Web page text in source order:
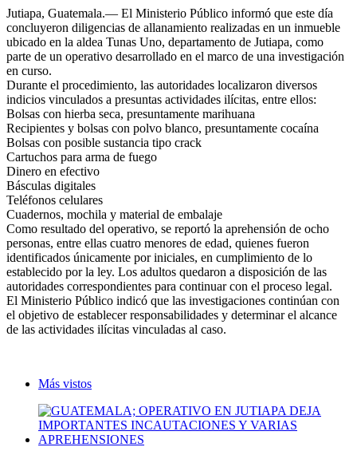
Jutiapa, Guatemala.— El Ministerio Público informó que este día
concluyeron diligencias de allanamiento realizadas en un inmueble
ubicado en la aldea Tunas Uno, departamento de Jutiapa, como
parte de un operativo desarrollado en el marco de una investigación
en curso.
Durante el procedimiento, las autoridades localizaron diversos
indicios vinculados a presuntas actividades ilícitas, entre ellos:
Bolsas con hierba seca, presuntamente marihuana
Recipientes y bolsas con polvo blanco, presuntamente cocaína
Bolsas con posible sustancia tipo crack
Cartuchos para arma de fuego
Dinero en efectivo
Básculas digitales
Teléfonos celulares
Cuadernos, mochila y material de embalaje
Como resultado del operativo, se reportó la aprehensión de ocho
personas, entre ellas cuatro menores de edad, quienes fueron
identificados únicamente por iniciales, en cumplimiento de lo
establecido por la ley. Los adultos quedaron a disposición de las
autoridades correspondientes para continuar con el proceso legal.
El Ministerio Público indicó que las investigaciones continúan con
el objetivo de establecer responsabilidades y determinar el alcance
de las actividades ilícitas vinculadas al caso.
Más vistos